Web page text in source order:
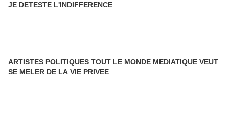
JE DETESTE L'INDIFFERENCE
ARTISTES POLITIQUES TOUT LE MONDE MEDIATIQUE VEUT
SE MELER DE LA VIE PRIVEE